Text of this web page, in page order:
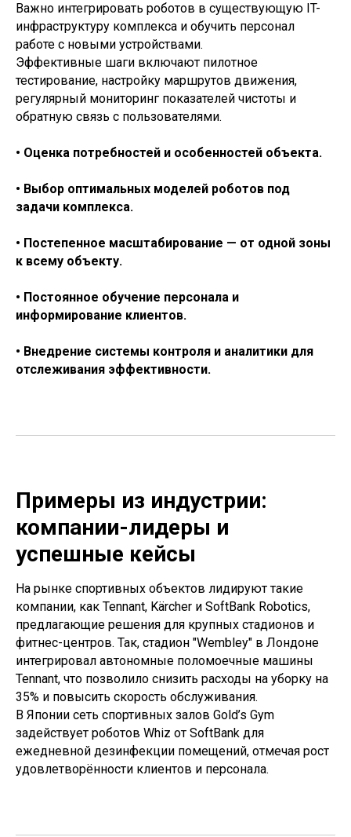
Важно интегрировать роботов в существующую IT-
инфраструктуру комплекса и обучить персонал
работе с новыми устройствами.
Эффективные шаги включают пилотное
тестирование, настройку маршрутов движения,
регулярный мониторинг показателей чистоты и
обратную связь с пользователями.
• Оценка потребностей и особенностей объекта.
• Выбор оптимальных моделей роботов под
задачи комплекса.
• Постепенное масштабирование — от одной зоны
к всему объекту.
• Постоянное обучение персонала и
информирование клиентов.
• Внедрение системы контроля и аналитики для
отслеживания эффективности.
Примеры из индустрии:
компании-лидеры и
успешные кейсы
На рынке спортивных объектов лидируют такие
компании, как Tennant, Kärcher и SoftBank Robotics,
предлагающие решения для крупных стадионов и
фитнес-центров. Так, стадион "Wembley" в Лондоне
интегрировал автономные поломоечные машины
Tennant, что позволило снизить расходы на уборку на
35% и повысить скорость обслуживания.
В Японии сеть спортивных залов Gold’s Gym
задействует роботов Whiz от SoftBank для
ежедневной дезинфекции помещений, отмечая рост
удовлетворённости клиентов и персонала.